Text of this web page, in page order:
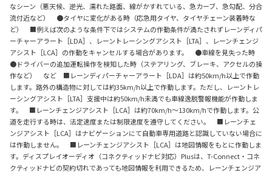
なシーン（悪天候、逆光、濡れた路面、線がかすれている、急カーブ、急勾配、分合
流付近など） ●タイヤに変化がある時（応急用タイヤ、タイヤチェーン装着時な
ど） ■例えば次のような条件下ではシステムの作動条件が満たされずレーンディパ
ーチャーアラート［LDA］、レーントレーシングアシスト［LTA］、レーンチェンジ
アシスト［LCA］の作動をキャンセルする場合があります。 ●車線を見失った時
●ドライバーの追加運転操作を検知した時（ステアリング、ブレーキ、アクセルの操
作など） など ■レーンディパーチャーアラート［LDA］は約50km/h以上で作動
します。路外の構造物に対しては約35km/h以上で作動します。ただし、レーントレ
ーシングアシスト［LTA］支援中は約50km/h未満でも車線逸脱警報機能が作動しま
す。 ■レーンチェンジアシスト［LCA］は約70km/h～130km/hで作動します。公
道を走行する時は、法定速度または制限速度を遵守してください。 ■レーンチェ
ンジアシスト［LCA］はナビゲーションにて自動車専用道路と認識していない場合に
は作動しません。 ■レーンチェンジアシスト［LCA］は地図情報をもとに作動しま
す。ディスプレイオーディオ（コネクティッドナビ対応）Plusは、T-Connect・コネ
クティッドナビの契約切れであっても地図情報を利用できるため、レーンチェンジア